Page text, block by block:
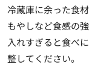
冷蔵庫に余った食
もやしなど食感の
入れすぎると食べ
整してください。